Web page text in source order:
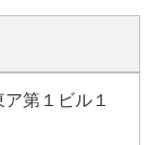
第１ビル１